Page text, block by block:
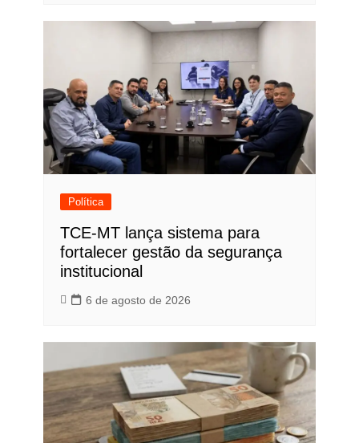
Política
TCE-MT lança sistema para
fortalecer gestão da segurança
institucional
6 de agosto de 2026